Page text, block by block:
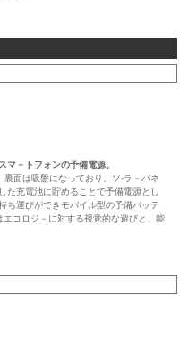
マ－トフォンの予備電源。
面は吸盤になっており、ソ-ラ－パネ
た充電池に貯めることで予備電源とし
ち運びができモバイル型の予備バッテ
コロジ－に対する視覚的な遊びと、能